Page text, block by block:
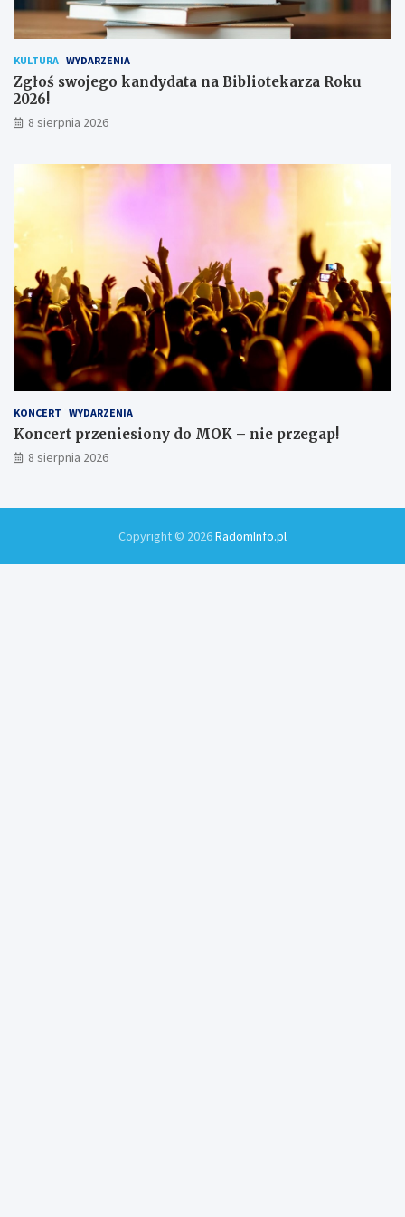
n
i
ó
w
KULTURA WYDARZENIA
Zgłoś swojego kandydata na Bibliotekarza Roku
2026!
8 sierpnia 2026
KONCERT WYDARZENIA
Koncert przeniesiony do MOK – nie przegap!
8 sierpnia 2026
Copyright © 2026RadomInfo.pl